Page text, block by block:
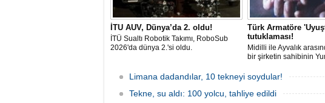
İTU AUV, Dünya’da 2. oldu!
İTÜ Sualtı Robotik Takımı, RoboSub
2026'da dünya 2.'si oldu.
Türk Armatöre
tutuklaması!
Midilli ile Ayvalık
bir şirketin sahibinin
Limana dadandılar, 10 tekneyi soydular!
Tekne, su aldı: 100 yolcu, tahliye edildi